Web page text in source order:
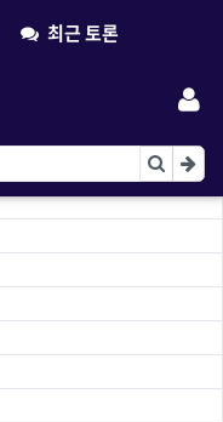
최근 토론